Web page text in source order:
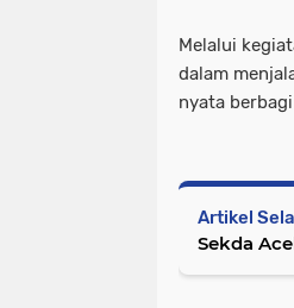
Melalui
dalam
nyata
Artikel
Sekda